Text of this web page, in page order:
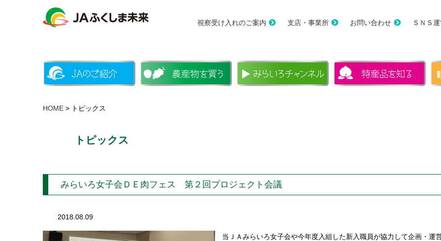
視察受け入れのご案内 支店・事業所 お問い合わせ ＳＮＳ
HOME > トピックス
トピックス
みらいろ女子会ＤＥ肉フェス 第２回プロジェクト会議
2018.08.09
当ＪＡみらいろ女子会や今年度入組した新入職員が協力して企画・運